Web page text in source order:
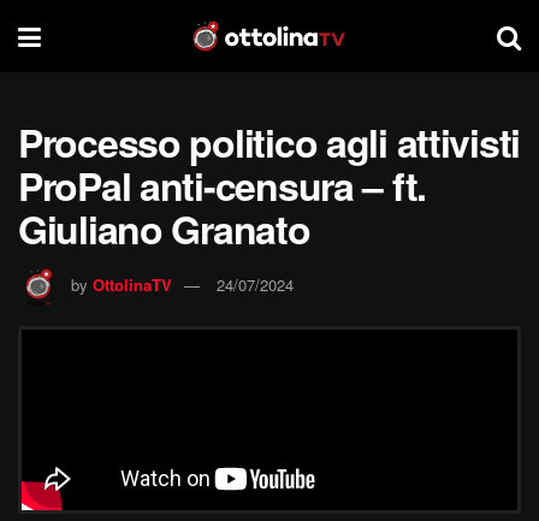
Processo politico agli attivisti
ProPal anti-censura – ft.
Giuliano Granato
by OttolinaTV 24/07/2024